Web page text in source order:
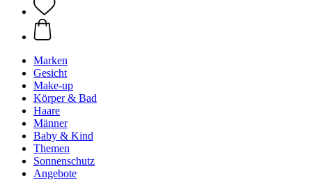
Marken
Gesicht
Make-up
Körper & Bad
Haare
Männer
Baby & Kind
Themen
Sonnenschutz
Angebote